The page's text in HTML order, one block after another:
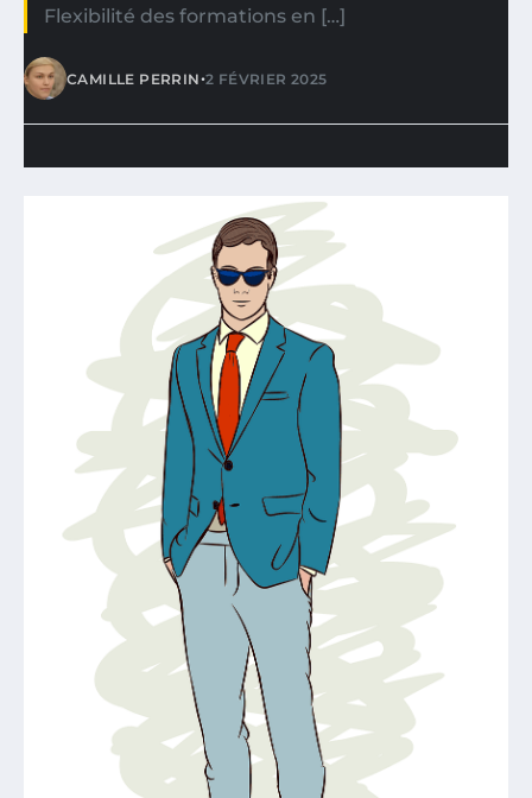
Flexibilité des formations en […]
CAMILLE PERRIN•2 FÉVRIER 2025